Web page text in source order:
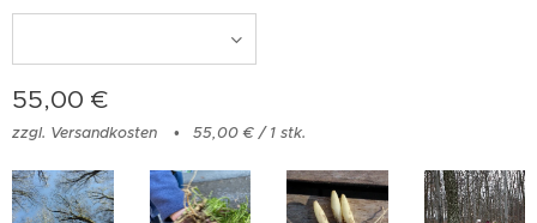
55,00 €
zzgl. Versandkosten 55,00 € / 1 stk.